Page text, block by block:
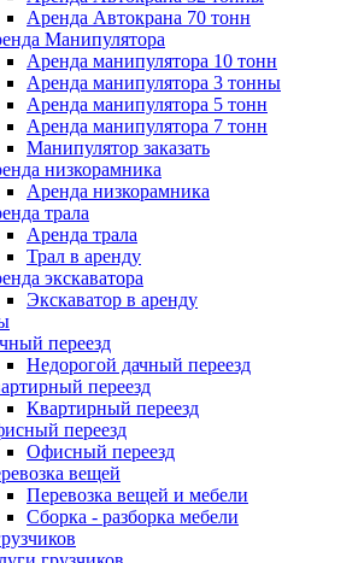
Аренда Автокрана 70 тонн
Манипулятора
Аренда манипулятора 10 тонн
Аренда манипулятора 3 тонны
Аренда манипулятора 5 тонн
Аренда манипулятора 7 тонн
Манипулятор заказать
низкорамника
Аренда низкорамника
трала
Аренда трала
Трал в аренду
экскаватора
Экскаватор в аренду
переезд
Недорогой дачный переезд
переезд
Квартирный переезд
переезд
Офисный переезд
вещей
Перевозка вещей и мебели
Сборка - разборка мебели